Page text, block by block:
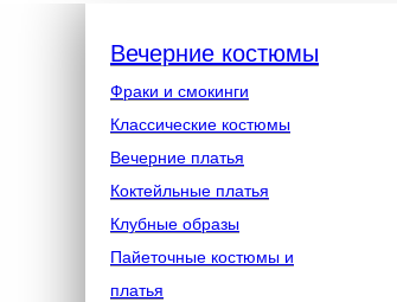
Фраки и смокинги
Классические костюмы
Вечерние платья
Коктейльные платья
Клубные образы
Пайеточные костюмы и
платья
Вечерние костюмы